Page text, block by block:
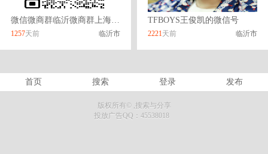
1257天前 临沂市
TFBOYS王俊凯的微信号
2221天前 临沂市
首页 搜索 登录 发布
版权所有© ,搜索与分享
投放广告QQ：45538018